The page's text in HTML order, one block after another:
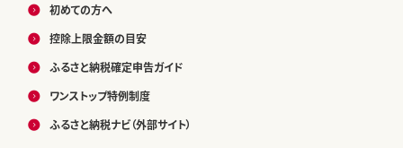
初めての方へ
控除上限金額の目安
ふるさと納税確定申告ガイド
ワンストップ特例制度
ふるさと納税ナビ（外部サイト）